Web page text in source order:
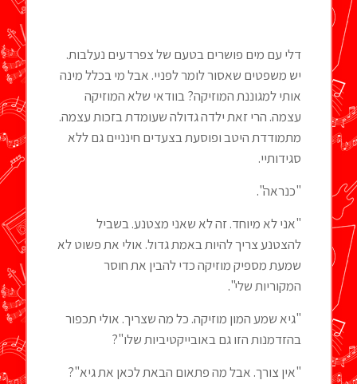
דלי עם מים פושרים בטעם של צפרדעים נעלבות.
יש משפטים שאסור לומר לפניי. אבל מי בכלל מינה
אותי למגוננת המוזיקה? בוודאי שלא המוזיקה
עצמה. הרי זאת ילדה גדולה שעומדת בזכות עצמה.
מתמודדת היטב ופוסעת בצעדים חינניים גם ללא
סגידותיי.
"כנראה".
"אני לא מיוחד. זה לא שאני מצטנע. בשביל
להצטנע צריך להיות באמת גדול. אולי את פשוט לא
שמעת מספיק מוזיקה כדי להבין את חוסר
המקוריות שלי".
"גיא שמע המון מוזיקה. כל מה שצריך. אולי תכפור
בהזדמנות הזו גם באובייקטיביות שלו"?
"אין צורך. אבל מה פתאום הבאת לכאן את גיא"?